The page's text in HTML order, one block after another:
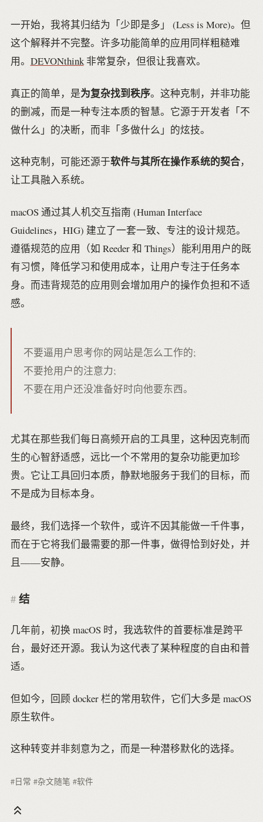
一开始，我将其归结为「少即是多」 (Less is More)。但
这个解释并不完整。许多功能简单的应用同样粗糙难
用。 DEVONthink非常复杂，但很让我喜欢。
真正的简单，是为复杂找到秩序。这种克制，并非功能
的删减，而是一种专注本质的智慧。它源于开发者「不
做什么」的决断，而非「多做什么」的炫技。
这种克制，可能还源于软件与其所在操作系统的契合，
让工具融入系统。
macOS 通过其人机交互指南 (Human Interface
Guidelines，HIG) 建立了一套一致、专注的设计规范。
遵循规范的应用（如 Reeder 和 Things）能利用用户的既
有习惯，降低学习和使用成本，让用户专注于任务本
身。而违背规范的应用则会增加用户的操作负担和不适
感。
不要逼用户思考你的网站是怎么工作的;
不要抢用户的注意力;
不要在用户还没准备好时向他要东西。
尤其在那些我们每日高频开启的工具里，这种因克制而
生的心智舒适感，远比一个不常用的复杂功能更加珍
贵。它让工具回归本质，静默地服务于我们的目标，而
不是成为目标本身。
最终，我们选择一个软件，或许不因其能做一千件事，
而在于它将我们最需要的那一件事，做得恰到好处，并
且——安静。
结
几年前，初换 macOS 时，我选软件的首要标准是跨平
台，最好还开源。我认为这代表了某种程度的自由和普
适。
但如今，回顾 docker 栏的常用软件，它们大多是 macOS
原生软件。
这种转变并非刻意为之，而是一种潜移默化的选择。
#日常 #杂文随笔 #软件